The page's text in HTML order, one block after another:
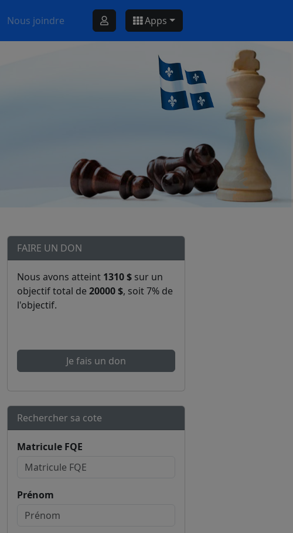
Nous joindre Apps
FAIRE UN DON
Nous avons atteint 1310 $ sur un
objectif total de 20000 $, soit 7% de
l'objectif.
Je fais un don
Rechercher sa cote
Matricule FQE
Prénom